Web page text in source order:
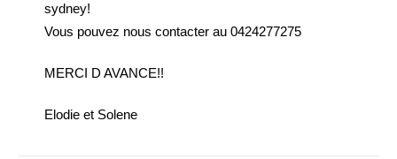
sydney!
Vous pouvez nous contacter au 0424277275
MERCI D AVANCE!!
Elodie et Solene